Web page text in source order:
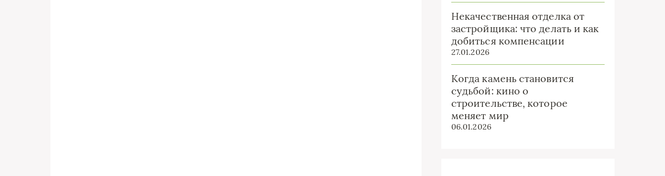
Некачественная отделка от
застройщика: что делать и как
добиться компенсации
27.01.2026
Когда камень становится
судьбой: кино о
строительстве, которое
меняет мир
06.01.2026